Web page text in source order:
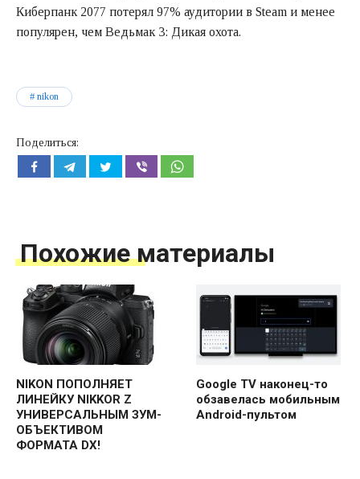
Киберпанк 2077 потерял 97% аудитории в Steam и менее
популярен, чем Ведьмак 3: Дикая охота.
nikon
Поделиться:
Похожие материалы
NIKON ПОПОЛНЯЕТ
ЛИНЕЙКУ NIKKOR Z
УНИВЕРСАЛЬНЫМ ЗУМ-
ОБЪЕКТИВОМ
ФОРМАТА DX!
Google TV наконец-то
обзавелась мобильным
Android-пультом